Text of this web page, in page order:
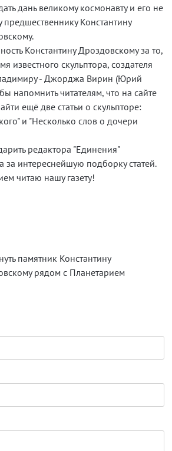
дань великому космонавту и его не
Константину
Константину Дроздовскому за то,
известного скульптора, создателя
- Джорджа Вирин (Юрий
напомнить читателям, что на сайте
ещё две статьи о скульпторе:
и "Несколько слов о дочери
редактора "Единения"
за интереснейшую подборку статей.
читаю нашу газету!
памятник Константину
рядом с Планетарием